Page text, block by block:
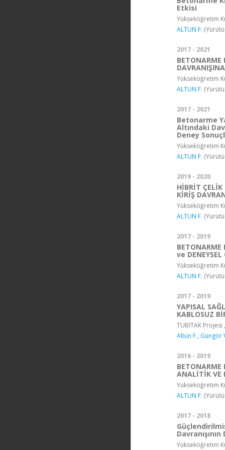
Etkisi
Yükseköğretim
ALTUN F.
2017 - 2021
BETONARME
Yükseköğretim
ALTUN F.
2017 - 2021
Betonarme
Altındaki
Deney
Yükseköğretim
ALTUN F.
2019 - 2020
HİBRİT
KİRİŞ
Yükseköğretim
ALTUN F.
2017 - 2019
BETONARME
ve
Yükseköğretim
ALTUN F.
2017 - 2019
YAPISAL
KABLOSUZ
TÜBİTAK
Altun F., Güngör
2016 - 2019
BETONARME
ANALİTİK VE
Yükseköğretim
ALTUN F.
2017 - 2018
Yükseköğretim